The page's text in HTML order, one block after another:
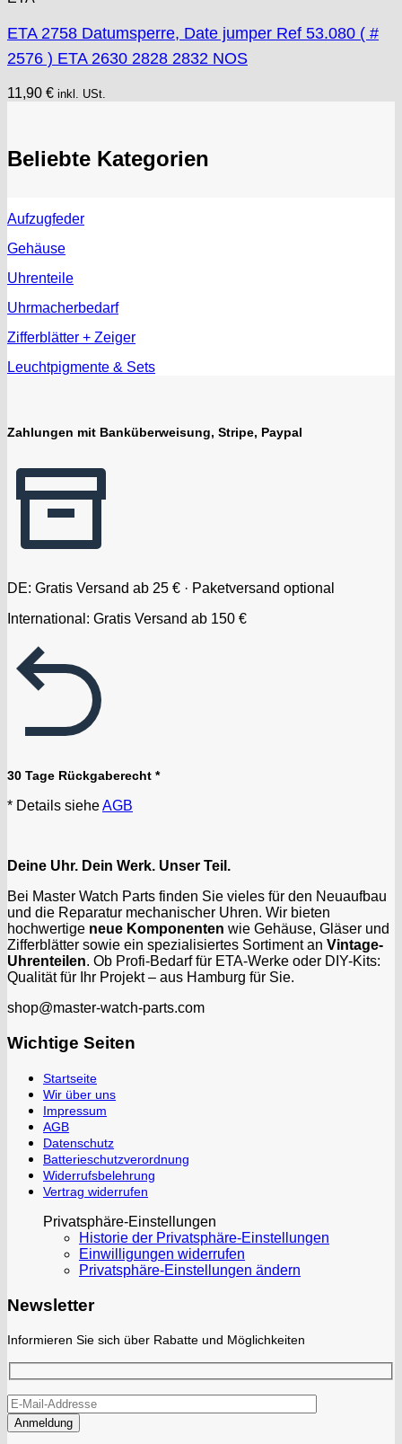
ETA 2758 Datumsperre, Date jumper Ref 53.080 ( #
2576 ) ETA 2630 2828 2832 NOS
11,90 € inkl. USt.
Beliebte Kategorien
Aufzugfeder
Gehäuse
Uhrenteile
Uhrmacherbedarf
Zifferblätter + Zeiger
Leuchtpigmente & Sets
Zahlungen mit Banküberweisung, Stripe, Paypal
DE: Gratis Versand ab 25 € · Paketversand optional
International: Gratis Versand ab 150 €
30 Tage Rückgaberecht *
* Details sieheAGB
Deine Uhr. Dein Werk. Unser Teil.
Bei Master Watch Parts finden Sie vieles für den Neuaufbau
und die Reparatur mechanischer Uhren. Wir bieten
hochwertige neue Komponenten wie Gehäuse, Gläser und
Zifferblätter sowie ein spezialisiertes Sortiment an Vintage-
Uhrenteilen. Ob Profi-Bedarf für ETA-Werke oder DIY-Kits:
Qualität für Ihr Projekt – aus Hamburg für Sie.
shop@master-watch-parts.com
Wichtige Seiten
Startseite
Wir über uns
Impressum
AGB
Datenschutz
Batterieschutzverordnung
Widerrufsbelehrung
Vertrag widerrufen
Privatsphäre-Einstellungen
Historie der Privatsphäre-Einstellungen
Einwilligungen widerrufen
Privatsphäre-Einstellungen ändern
Newsletter
Informieren Sie sich über Rabatte und Möglichkeiten